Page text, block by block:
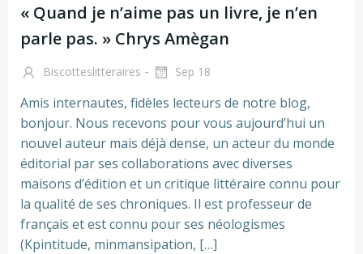
« Quand je n’aime pas un livre, je n’en
parle pas. » Chrys Amègan
Biscotteslitteraires - Sep 18
Amis internautes, fidèles lecteurs de notre blog,
bonjour. Nous recevons pour vous aujourd’hui un
nouvel auteur mais déjà dense, un acteur du monde
éditorial par ses collaborations avec diverses
maisons d’édition et un critique littéraire connu pour
la qualité de ses chroniques. Il est professeur de
français et est connu pour ses néologismes
(Kpintitude, minmansipation, […]